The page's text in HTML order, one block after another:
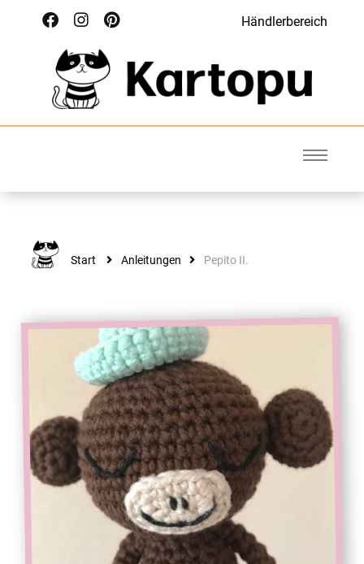
Händlerbereich
Kartopu
Start Anleitungen Pepito II.
ANLEITUNGEN
Pepito II.